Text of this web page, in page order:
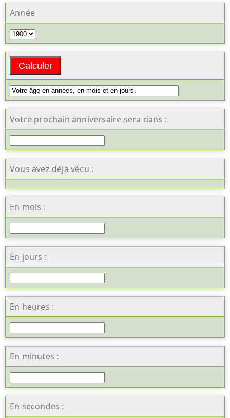
Année
Votre prochain anniversaire sera dans :
Vous avez déjà vécu :
En mois :
En jours :
En heures :
En minutes :
En secondes :